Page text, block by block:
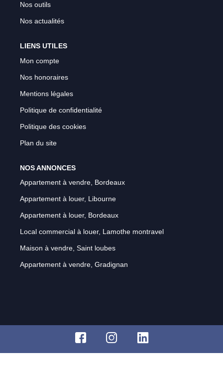
Nos outils
Nos actualités
LIENS UTILES
Mon compte
Nos honoraires
Mentions légales
Politique de confidentialité
Politique des cookies
Plan du site
NOS ANNONCES
Appartement à vendre, Bordeaux
Appartement à louer, Libourne
Appartement à louer, Bordeaux
Local commercial à louer, Lamothe montravel
Maison à vendre, Saint loubes
Appartement à vendre, Gradignan